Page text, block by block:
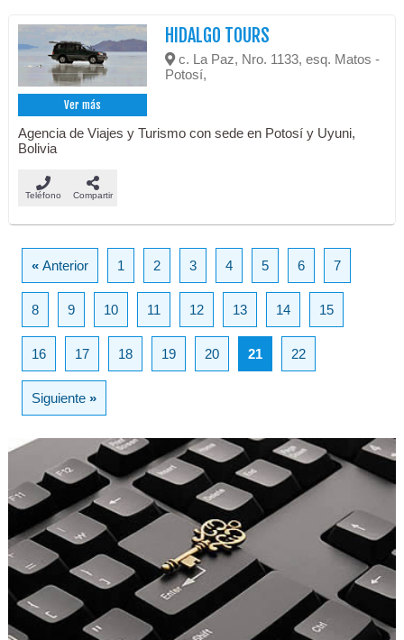
Ver más
HIDALGO TOURS
c. La Paz, Nro. 1133, esq. Matos -
Potosí,
Agencia de Viajes y Turismo con sede en Potosí y Uyuni,
Bolivia
Teléfono Compartir
«Anterior 1 2 3 4 5 6 7
8 9 10 11 12 13 14 15
16 17 18 19 20 21 22
Siguiente»